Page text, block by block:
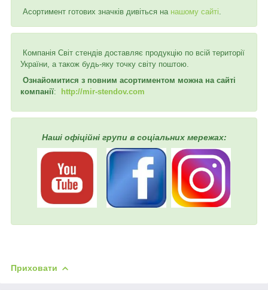
Асортимент готових значків дивіться на нашому сайті
Компанія Світ стендів доставляє продукцію по всій території
України, а також будь-яку точку світу поштою.
Ознайомитися з повним асортиментом можна на сайті
компанії: http://mir-stendov.com
Наші офіційні групи в соціальних мережах:
Приховати